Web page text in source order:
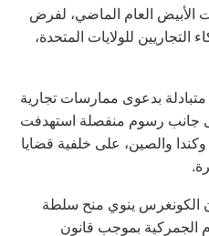
الأبيض العام الماضي، لفرض
للولايات المتحدة،
بدعوى ممارسات تجارية
جانب رسوم منفصلة استهدفت
والصين، على خلفية قضايا
الكونغرس ينوي منح سلطة
الجمركية بموجب قانون